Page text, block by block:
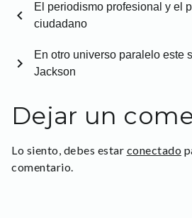
chevron_left
El periodismo profesional y el
ciudadano
En otro universo paralelo este
Jackson
chevron_right
Dejar un
Lo siento, debes estar conectado
comentario.